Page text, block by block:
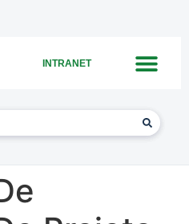
INTRANET